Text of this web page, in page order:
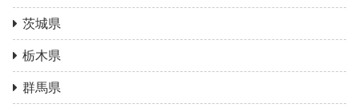
茨城県
栃木県
群馬県